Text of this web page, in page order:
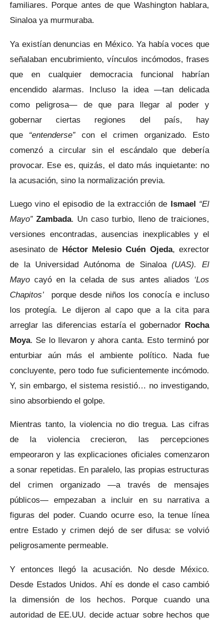
familiares. Porque antes de que Washington hablara,
Sinaloa ya murmuraba.
Ya existían denuncias en México. Ya había voces que
señalaban encubrimiento, vínculos incómodos, frases
que en cualquier democracia funcional habrían
encendido alarmas. Incluso la idea —tan delicada
como peligrosa— de que para llegar al poder y
gobernar ciertas regiones del país, hay
que
“entenderse”
con el crimen organizado. Esto
comenzó a circular sin el escándalo que debería
provocar. Ese es, quizás, el dato más inquietante: no
la acusación, sino la normalización previa.
Luego vino el episodio de la extracción de Ismael “El
Mayo” Zambada. Un caso turbio, lleno de traiciones,
versiones encontradas, ausencias inexplicables y el
asesinato de Héctor Melesio Cuén Ojeda, exrector
de la Universidad Autónoma de Sinaloa (UAS). El
Mayo cayó en la celada de sus antes aliados ‘Los
Chapitos’ porque desde niños los conocía e incluso
los protegía. Le dijeron al capo que a la cita para
arreglar las diferencias estaría el gobernador Rocha
Moya. Se lo llevaron y ahora canta. Esto terminó por
enturbiar aún más el ambiente político. Nada fue
concluyente, pero todo fue suficientemente incómodo.
Y, sin embargo, el sistema resistió… no investigando,
sino absorbiendo el golpe.
Mientras tanto, la violencia no dio tregua. Las cifras
de la violencia crecieron, las percepciones
empeoraron y las explicaciones oficiales comenzaron
a sonar repetidas. En paralelo, las propias estructuras
del crimen organizado —a través de mensajes
públicos— empezaban a incluir en su narrativa a
figuras del poder. Cuando ocurre eso, la tenue línea
entre Estado y crimen dejó de ser difusa: se volvió
peligrosamente permeable.
Y entonces llegó la acusación. No desde México.
Desde Estados Unidos. Ahí es donde el caso cambió
la dimensión de los hechos. Porque cuando una
autoridad de EE.UU. decide actuar sobre hechos que